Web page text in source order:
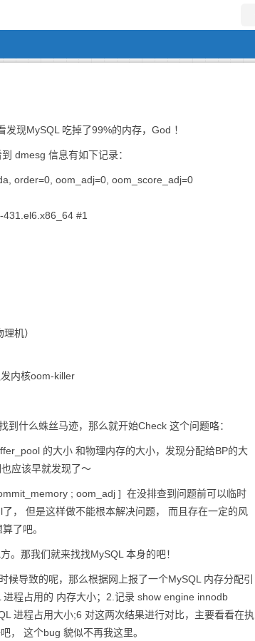
现MySQL 吃掉了99%的内存，God ！
dmesg 信息有如下记录：
order=0, oom_adj=0, oom_score_adj=0
#1
机）
内核oom-killer
什么蛛丝马迹，那么就开始Check 这个问题咯：
的大小 和物理内存的大小，发现分配给BP的大
应该早就发现了～
; oom_adj ] 在没排查到问题前可以临时
， 但是这样做不能根本解决问题， 而且存在一定的风
了吧。
那我们就来找找MySQL 本身的吧！
导致的呢，那么根据网上报了一个MySQL 内存分配引
程占用的 内存大小；2.记录 show engine innodb
进程占用大小;6 对这两次结果进行对比，主要看看在执
， 这个bug 貌似不再我这里。